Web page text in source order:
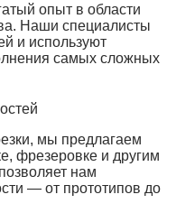
опыт в области
Наши специалисты
и используют
самых сложных
мы предлагаем
фрезеровке и другим
нам
— от прототипов до